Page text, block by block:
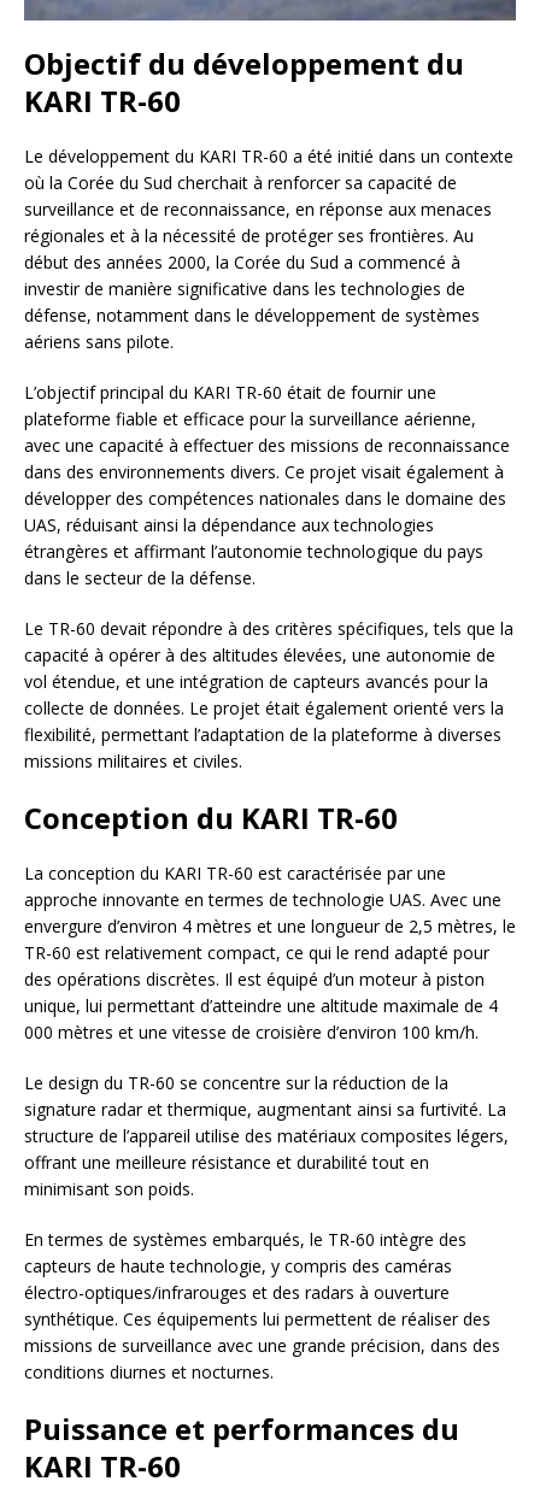
Objectif du développement du
KARI TR-60
Le développement du KARI TR-60 a été initié dans un contexte
où la Corée du Sud cherchait à renforcer sa capacité de
surveillance et de reconnaissance, en réponse aux menaces
régionales et à la nécessité de protéger ses frontières. Au
début des années 2000, la Corée du Sud a commencé à
investir de manière significative dans les technologies de
défense, notamment dans le développement de systèmes
aériens sans pilote.
L’objectif principal du KARI TR-60 était de fournir une
plateforme fiable et efficace pour la surveillance aérienne,
avec une capacité à effectuer des missions de reconnaissance
dans des environnements divers. Ce projet visait également à
développer des compétences nationales dans le domaine des
UAS, réduisant ainsi la dépendance aux technologies
étrangères et affirmant l’autonomie technologique du pays
dans le secteur de la défense.
Le TR-60 devait répondre à des critères spécifiques, tels que la
capacité à opérer à des altitudes élevées, une autonomie de
vol étendue, et une intégration de capteurs avancés pour la
collecte de données. Le projet était également orienté vers la
flexibilité, permettant l’adaptation de la plateforme à diverses
missions militaires et civiles.
Conception du KARI TR-60
La conception du KARI TR-60 est caractérisée par une
approche innovante en termes de technologie UAS. Avec une
envergure d’environ 4 mètres et une longueur de 2,5 mètres, le
TR-60 est relativement compact, ce qui le rend adapté pour
des opérations discrètes. Il est équipé d’un moteur à piston
unique, lui permettant d’atteindre une altitude maximale de 4
000 mètres et une vitesse de croisière d’environ 100 km/h.
Le design du TR-60 se concentre sur la réduction de la
signature radar et thermique, augmentant ainsi sa furtivité. La
structure de l’appareil utilise des matériaux composites légers,
offrant une meilleure résistance et durabilité tout en
minimisant son poids.
En termes de systèmes embarqués, le TR-60 intègre des
capteurs de haute technologie, y compris des caméras
électro-optiques/infrarouges et des radars à ouverture
synthétique. Ces équipements lui permettent de réaliser des
missions de surveillance avec une grande précision, dans des
conditions diurnes et nocturnes.
Puissance et performances du
KARI TR-60